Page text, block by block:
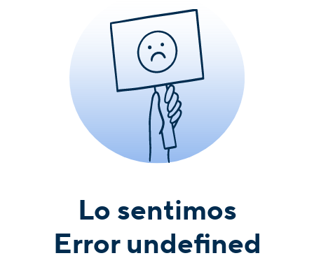
Lo sentimos
Error undefined